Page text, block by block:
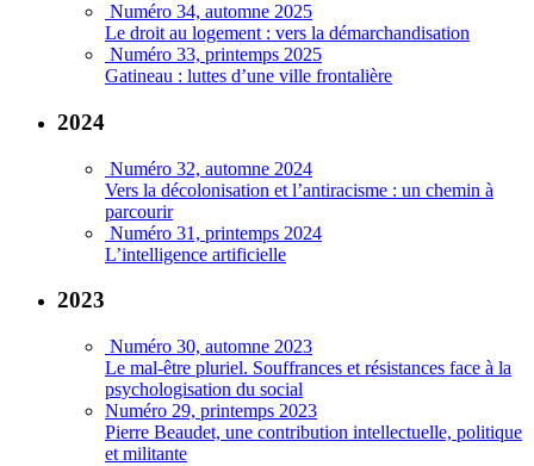
Numéro 34, automne 2025
Le droit au logement : vers la démarchandisation
Numéro 33, printemps 2025
Gatineau : luttes d’une ville frontalière
2024
Numéro 32, automne 2024
Vers la décolonisation et l’antiracisme : un chemin à
parcourir
Numéro 31, printemps 2024
L’intelligence artificielle
2023
Numéro 30, automne 2023
Le mal-être pluriel. Souffrances et résistances face à la
psychologisation du social
Numéro 29, printemps 2023
Pierre Beaudet, une contribution intellectuelle, politique
et militante